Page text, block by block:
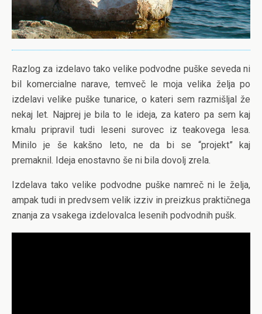
Razlog za izdelavo tako velike podvodne puške seveda ni
bil komercialne narave, temveč le moja velika želja po
izdelavi velike puške tunarice, o kateri sem razmišljal že
nekaj let. Najprej je bila to le ideja, za katero pa sem kaj
kmalu pripravil tudi leseni surovec iz teakovega lesa.
Minilo je še kakšno leto, ne da bi se “projekt” kaj
premaknil. Ideja enostavno še ni bila dovolj zrela.
Izdelava tako velike podvodne puške namreč ni le želja,
ampak tudi in predvsem velik izziv in preizkus praktičnega
znanja za vsakega izdelovalca lesenih podvodnih pušk.